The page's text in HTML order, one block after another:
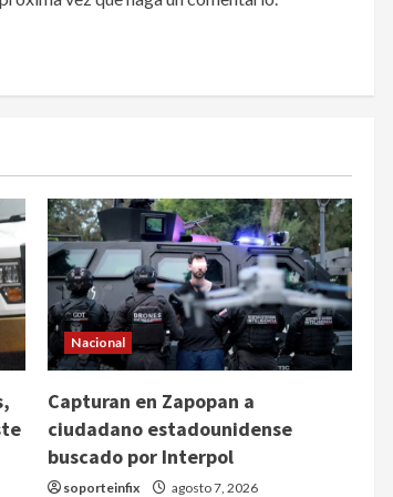
Nacional
Capturan en Zapopan a
ciudadano estadounidense
buscado por Interpol
soporteinfix agosto 7, 2026